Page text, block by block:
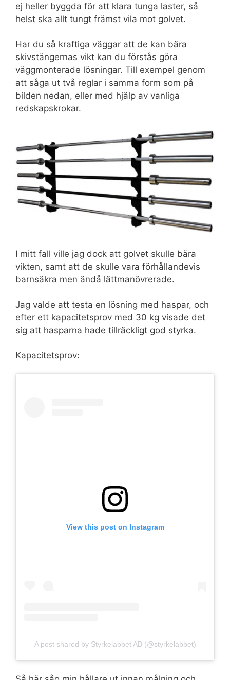
ej heller byggda för att klara tunga laster, så
helst ska allt tungt främst vila mot golvet.
Har du så kraftiga väggar att de kan bära
skivstängernas vikt kan du förstås göra
väggmonterade lösningar. Till exempel genom
att såga ut två reglar i samma form som på
bilden nedan, eller med hjälp av vanliga
redskapskrokar.
I mitt fall ville jag dock att golvet skulle bära
vikten, samt att de skulle vara förhållandevis
barnsäkra men ändå lättmanövrerade.
Jag valde att testa en lösning med haspar, och
efter ett kapacitetsprov med 30 kg visade det
sig att hasparna hade tillräckligt god styrka.
Kapacitetsprov:
View this post on Instagram
A post shared by Styrkelabbet AB (@styrkelabbet)